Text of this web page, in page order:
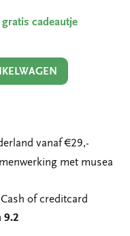
cadeautje
vanaf €29,-
met musea
of creditcard
9.2